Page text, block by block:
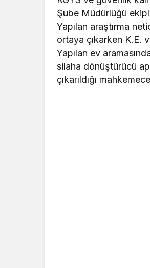
Şube Müdürlüğü
Yapılan araştırma
ortaya çıkarken K.E.
Yapılan ev
silaha dönüştürücü
çıkarıldığı